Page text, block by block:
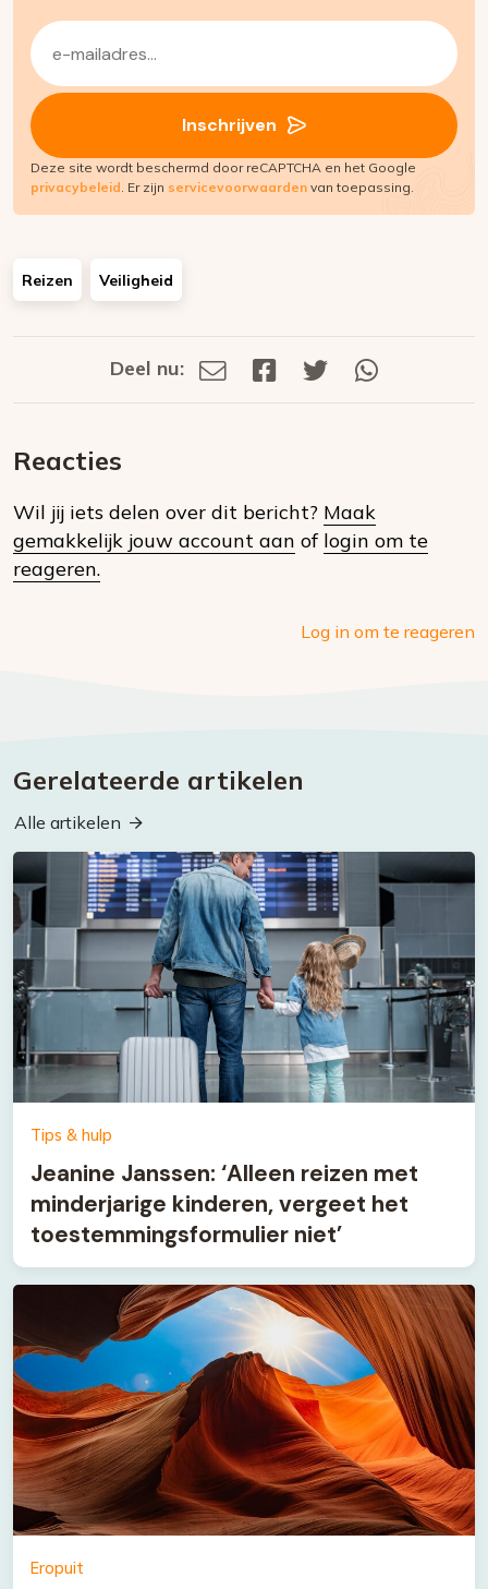
E-
mailadres
(Vereist)
Inschrijven
Deze site wordt beschermd door reCAPTCHA en het Google
privacybeleid. Er zijn servicevoorwaarden van toepassing.
Reizen Veiligheid
Deel
social
Deel nu:
Deel
Deel
Deel
Reacties
Wil jij iets delen over dit bericht? Maak
gemakkelijk jouw account aan of login om te
reageren.
Log in om te reageren
Gerelateerde artikelen
Alle artikelen
Tips & hulp
Jeanine Janssen: ‘Alleen reizen met
minderjarige kinderen, vergeet het
toestemmingsformulier niet’
Eropuit